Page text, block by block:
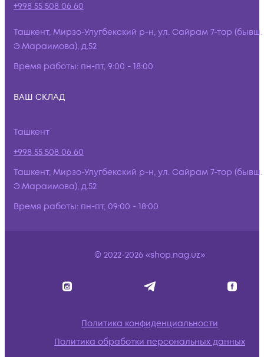
+998 55 508 06 60
Ташкент, Мирзо-Улугбекский р-н, ул. Сайрам 7-тор (бывш.
Э.Мараимова), д.52
Время работы: пн-пт, 9:00 - 18:00
ВАШ СКЛАД
Ташкент
+998 55 508 06 60
Ташкент, Мирзо-Улугбекский р-н, ул. Сайрам 7-тор (бывш.
Э.Мараимова), д.52
Время работы: пн-пт, 09:00 - 18:00
© 2022-2026 «shop.nag.uz»
Политика конфиденциальности
Политика обработки персональных данных